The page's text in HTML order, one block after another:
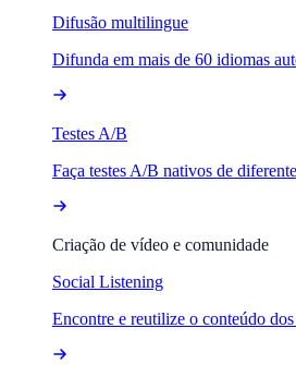
Difusão multilingue
Difunda em mais de 60 idiomas
Testes A/B
Faça testes A/B nativos de
Criação de vídeo e comunidade
Social Listening
Encontre e reutilize o conteúdo dos